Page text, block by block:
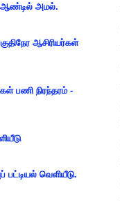
ஆண்டில் அமல்.
ஆசிரியர்கள்
பணி நிரந்தரம் -
பட்டியல் வெளியீடு.